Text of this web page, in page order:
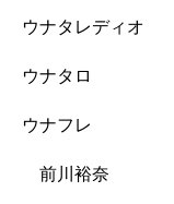
ウナタレディオ
ウナタロ
ウナフレ
前川裕奈